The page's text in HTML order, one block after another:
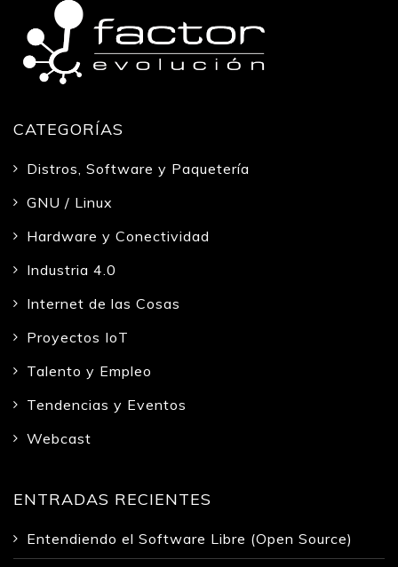
CATEGORÍAS
Distros, Software y Paquetería
GNU / Linux
Hardware y Conectividad
Industria 4.0
Internet de las Cosas
Proyectos IoT
Talento y Empleo
Tendencias y Eventos
Webcast
ENTRADAS RECIENTES
Entendiendo el Software Libre (Open Source)